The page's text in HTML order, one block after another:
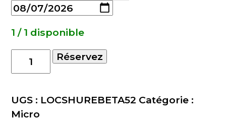
1 / 1 disponible
quantité
de
grosse
Réservez
UGS : LOCSHUREBETA52 Catégorie :
Micro